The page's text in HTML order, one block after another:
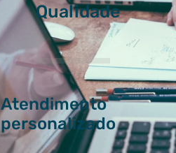
Atendimento
personalizado
Qualidade